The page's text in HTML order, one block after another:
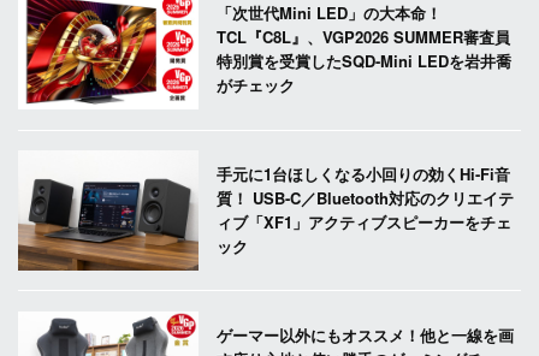
「次世代Mini LED」の大本命！
TCL『C8L』、VGP2026 SUMMER審査員
特別賞を受賞したSQD-Mini LEDを岩井喬
がチェック
手元に1台ほしくなる小回りの効くHi-Fi音
質！ USB-C／Bluetooth対応のクリエイテ
ィブ「XF1」アクティブスピーカーをチェ
ック
ゲーマー以外にもオススメ！他と一線を画